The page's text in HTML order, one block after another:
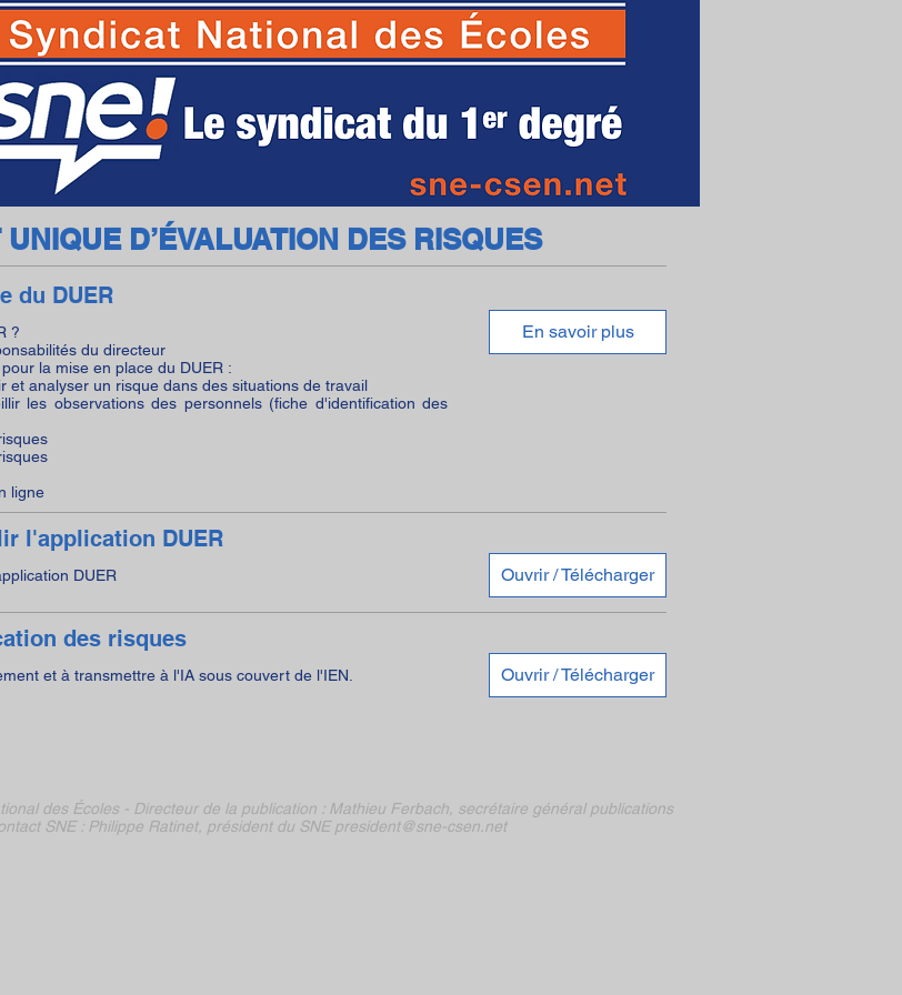
D’ÉVALUATION DES RISQUES
du DUER
?
du directeur
la mise en place du DUER :
un risque dans des situations de travail
des personnels (fiche d'identification des
ligne
En savoir plus
l'application DUER
DUER Ouvrir / Télécharger
des risques
et à transmettre à l'IA sous couvert de l'IEN. Ouvrir / Télécharger
SNE - Syndicat National des Ecoles
des Écoles - Directeur de la publication : Mathieu Ferbach, secrétaire général publications
SNE : Philippe Ratinet, président du SNEpresident@sne-csen.net